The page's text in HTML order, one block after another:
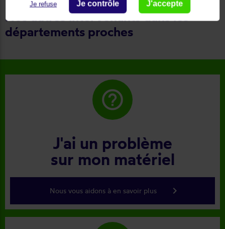
Nos autres intervenants dans les
départements proches
help_outline
J'ai un problème
sur mon matériel
Nous vous aidons à en savoir plus keyboard_arrow_right
Je refuse Je contrôle J'accepte